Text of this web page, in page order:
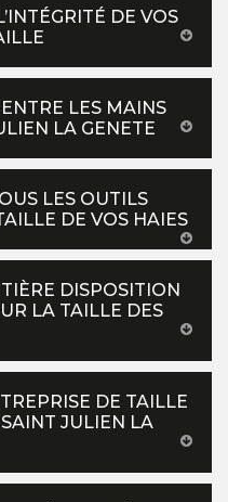
DE VOS
LES MAINS
LA GENETE
LES OUTILS
DE VOS HAIES
DISPOSITION
LA TAILLE DES
DE TAILLE
JULIEN LA